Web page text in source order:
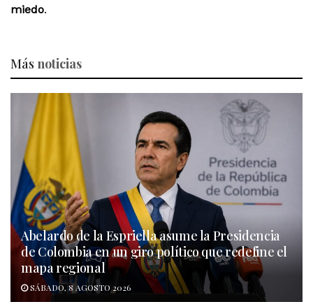
miedo.
Más noticias
Abelardo de la Espriella asume la Presidencia
de Colombia en un giro político que redefine el
mapa regional
SÁBADO, 8 AGOSTO 2026